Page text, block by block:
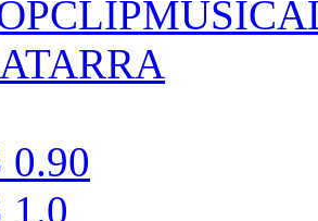
0.90
1.0